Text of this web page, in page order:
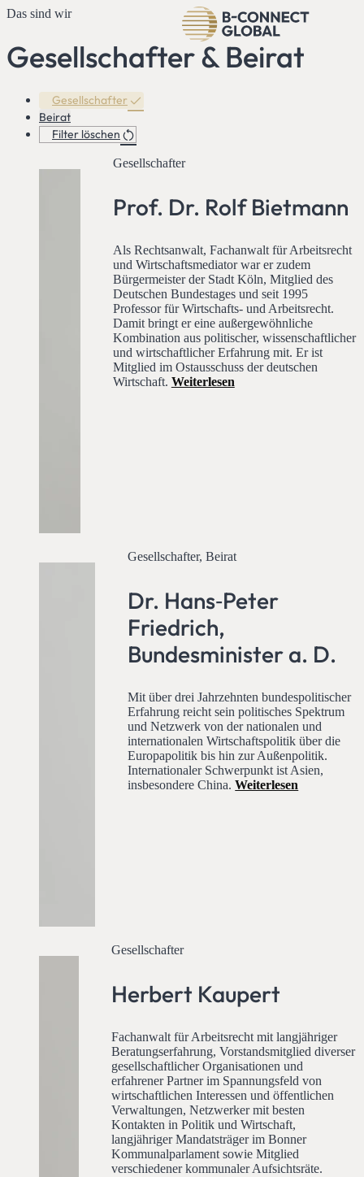
Das sind wir
Gesellschafter & Beirat
Gesellschafter
Beirat
Filter löschen
Gesellschafter
Prof. Dr. Rolf Bietmann
Als Rechtsanwalt, Fachanwalt für Arbeitsrecht
und Wirtschaftsmediator war er zudem
Bürgermeister der Stadt Köln, Mitglied des
Deutschen Bundestages und seit 1995
Professor für Wirtschafts- und Arbeitsrecht.
Damit bringt er eine außergewöhnliche
Kombination aus politischer, wissenschaftlicher
und wirtschaftlicher Erfahrung mit. Er ist
Mitglied im Ostausschuss der deutschen
Wirtschaft. Weiterlesen
Gesellschafter, Beirat
Dr. Hans‑Peter
Friedrich,
Bundesminister a. D.
Mit über drei Jahrzehnten bundespolitischer
Erfahrung reicht sein politisches Spektrum
und Netzwerk von der nationalen und
internationalen Wirtschaftspolitik über die
Europapolitik bis hin zur Außenpolitik.
Internationaler Schwerpunkt ist Asien,
insbesondere China.Weiterlesen
Gesellschafter
Herbert Kaupert
Fachanwalt für Arbeitsrecht mit langjähriger
Beratungserfahrung, Vorstandsmitglied diverser
gesellschaftlicher Organisationen und
erfahrener Partner im Spannungsfeld von
wirtschaftlichen Interessen und öffentlichen
Verwaltungen, Netzwerker mit besten
Kontakten in Politik und Wirtschaft,
langjähriger Mandatsträger im Bonner
Kommunalparlament sowie Mitglied
verschiedener kommunaler Aufsichtsräte.